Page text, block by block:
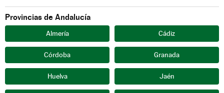
Provincias de Andalucía
Almería Cádiz
Córdoba Granada
Huelva Jaén